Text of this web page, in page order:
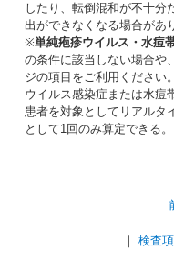
したり、転倒混和が不十分
出ができなくなる場合があ
※単純疱疹ウイルス・水痘
の条件に該当しない場合や
ジの項目をご利用くださ
ウイルス感染症または水痘
患者を対象としてリアルタ
として1回のみ算定できる。
｜
｜ 検査